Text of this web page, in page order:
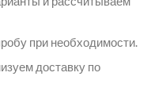
при необходимости.
доставку по